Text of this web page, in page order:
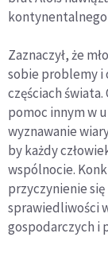
kontynentalnego
Zaznaczył, że
sobie problemy i
częściach
pomoc innym w
wyznawanie
by każdy
wspólnocie.
przyczynienie
sprawiedliwości
gospodarczych i